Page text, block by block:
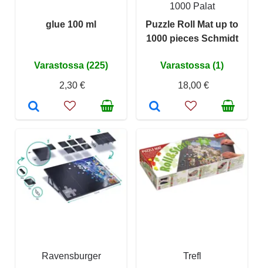
glue 100 ml
Varastossa (225)
2,30 €
1000 Palat
Puzzle Roll Mat up to
1000 pieces Schmidt
Varastossa (1)
18,00 €
Ravensburger
Trefl